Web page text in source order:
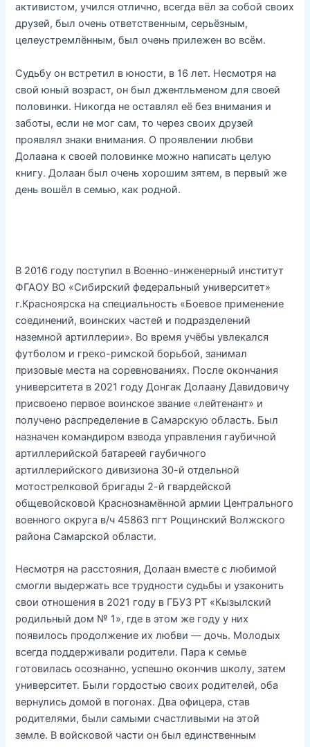
активистом, учился отлично, всегда вёл за собой своих
друзей, был очень ответственным, серьёзным,
целеустремлённым, был очень прилежен во всём.
Судьбу он встретил в юности, в 16 лет. Несмотря на
свой юный возраст, он был джентльменом для своей
половинки. Никогда не оставлял её без внимания и
заботы, если не мог сам, то через своих друзей
проявлял знаки внимания. О проявлении любви
Долаана к своей половинке можно написать целую
книгу. Долаан был очень хорошим зятем, в первый же
день вошёл в семью, как родной.
В 2016 году поступил в Военно-инженерный институт
ФГАОУ ВО «Сибирский федеральный университет»
г.Красноярска на специальность «Боевое применение
соединений, воинских частей и подразделений
наземной артиллерии». Во время учёбы увлекался
футболом и греко-римской борьбой, занимал
призовые места на соревнованиях. После окончания
университета в 2021 году Донгак Долаану Давидовичу
присвоено первое воинское звание «лейтенант» и
получено распределение в Самарскую область. Был
назначен командиром взвода управления гаубичной
артиллерийской батареей гаубичного
артиллерийского дивизиона 30-й отдельной
мотострелковой бригады 2-й гвардейской
общевойсковой Краснознамённой армии Центрального
военного округа в/ч 45863 пгт Рощинский Волжского
района Самарской области.
Несмотря на расстояния, Долаан вместе с любимой
смогли выдержать все трудности судьбы и узаконить
свои отношения в 2021 году в ГБУЗ РТ «Кызылский
родильный дом № 1», где в этом же году у них
появилось продолжение их любви — дочь. Молодых
всегда поддерживали родители. Пара к семье
готовилась осознанно, успешно окончив школу, затем
университет. Были гордостью своих родителей, оба
вернулись домой в погонах. Два офицера, став
родителями, были самыми счастливыми на этой
земле. В войсковой части он был единственным